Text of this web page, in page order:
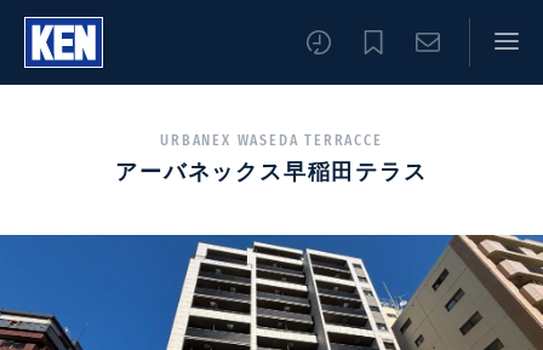
URBANEX WASEDA TERRACCE
アーバネックス早稲田テラス